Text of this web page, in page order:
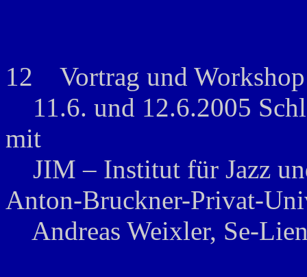
12 Vortrag und
11.6. und 12.6.2005
mit
JIM – Institut für Jazz
Anton-Bruckner-Privat-
Andreas Weixler, Se-